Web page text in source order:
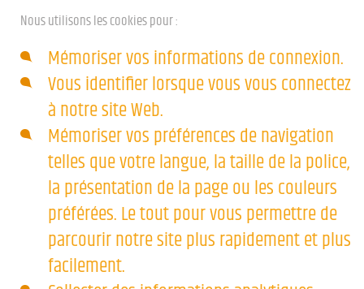
Nous utilisons les cookies pour :
Mémoriser vos informations de connexion.
Vous identifier lorsque vous vous connectez
à notre site Web.
Mémoriser vos préférences de navigation
telles que votre langue, la taille de la police,
la présentation de la page ou les couleurs
préférées. Le tout pour vous permettre de
parcourir notre site plus rapidement et plus
facilement.